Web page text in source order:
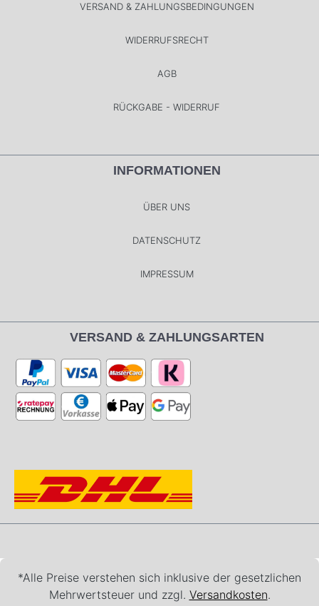
VERSAND & ZAHLUNGSBEDINGUNGEN
WIDERRUFSRECHT
AGB
RÜCKGABE - WIDERRUF
INFORMATIONEN
ÜBER UNS
DATENSCHUTZ
IMPRESSUM
VERSAND & ZAHLUNGSARTEN
*Alle Preise verstehen sich inklusive der gesetzlichen
Mehrwertsteuer und zzgl. Versandkosten.